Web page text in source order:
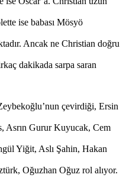
ise babası Mösyö
Ancak ne Christian doğru
dakikada sarpa saran
çevirdiği, Ersin
Asrın Gurur Kuyucak, Cem
Yiğit, Aslı Şahin, Hakan
Oğuzhan Oğuz rol alıyor.